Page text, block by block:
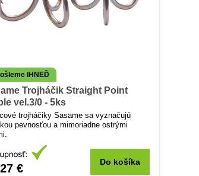
IHNEĎ
Trojháčik Straight Point
vel.3/0 - 5ks
trojháčiky Sasame sa vyznačujú
pevnosťou a mimoriadne ostrými
€ Do košíka